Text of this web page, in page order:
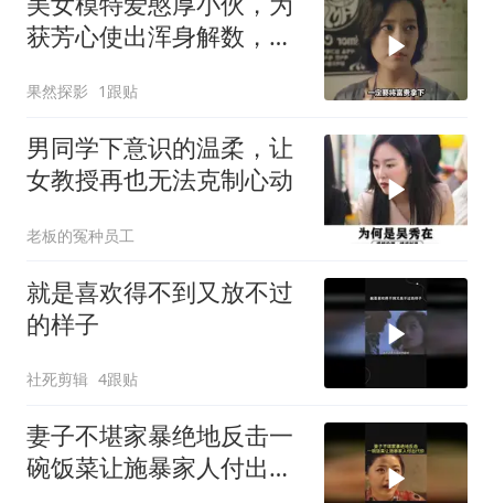
获芳心使出浑身解数，故
果然探影 1跟贴
男同学下意识的温柔，让
女教授再也无法克制心动
老板的冤种员工
就是喜欢得不到又放不过
的样子
社死剪辑 4跟贴
妻子不堪家暴绝地反击一
碗饭菜让施暴家人付出代